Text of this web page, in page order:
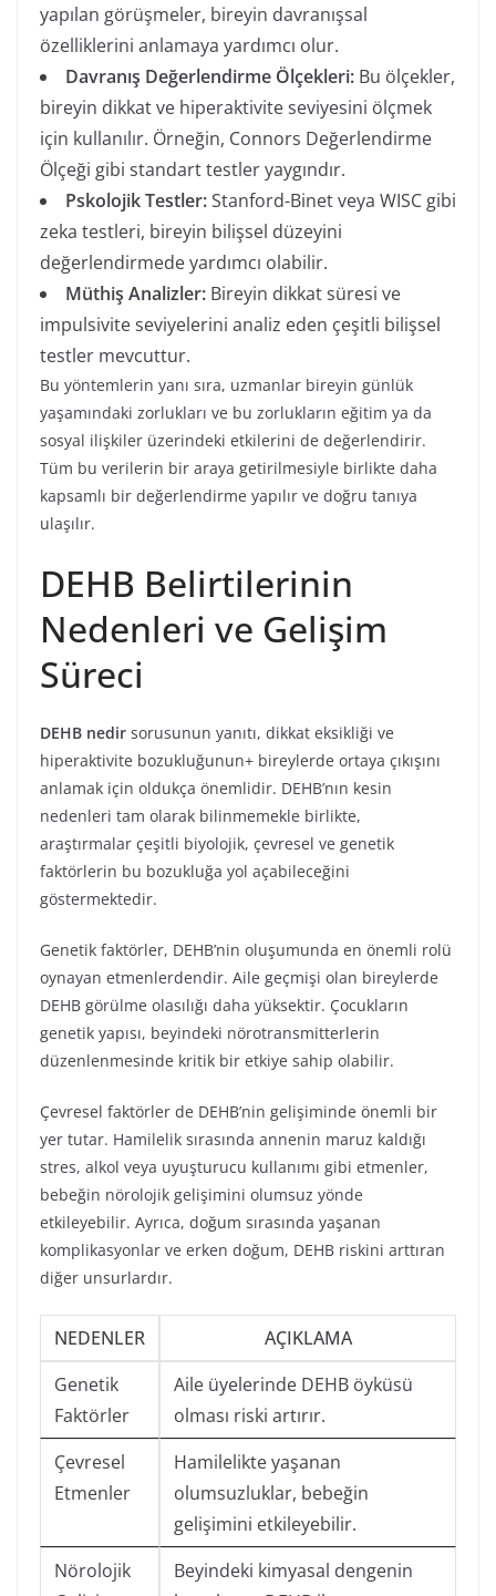
yapılan görüşmeler, bireyin davranışsal
özelliklerini anlamaya yardımcı olur.
Davranış Değerlendirme Ölçekleri: Bu ölçekler,
bireyin dikkat ve hiperaktivite seviyesini ölçmek
için kullanılır. Örneğin, Connors Değerlendirme
Ölçeği gibi standart testler yaygındır.
Pskolojik Testler:Stanford-Binet veya WISC gibi
zeka testleri, bireyin bilişsel düzeyini
değerlendirmede yardımcı olabilir.
Müthiş Analizler: Bireyin dikkat süresi ve
impulsivite seviyelerini analiz eden çeşitli bilişsel
testler mevcuttur.
Bu yöntemlerin yanı sıra, uzmanlar bireyin günlük
yaşamındaki zorlukları ve bu zorlukların eğitim ya da
sosyal ilişkiler üzerindeki etkilerini de değerlendirir.
Tüm bu verilerin bir araya getirilmesiyle birlikte daha
kapsamlı bir değerlendirme yapılır ve doğru tanıya
ulaşılır.
DEHB Belirtilerinin
Nedenleri ve Gelişim
Süreci
DEHB nedir sorusunun yanıtı, dikkat eksikliği ve
hiperaktivite bozukluğunun+ bireylerde ortaya çıkışını
anlamak için oldukça önemlidir. DEHB’nın kesin
nedenleri tam olarak bilinmemekle birlikte,
araştırmalar çeşitli biyolojik, çevresel ve genetik
faktörlerin bu bozukluğa yol açabileceğini
göstermektedir.
Genetik faktörler, DEHB’nin oluşumunda en önemli rolü
oynayan etmenlerdendir. Aile geçmişi olan bireylerde
DEHB görülme olasılığı daha yüksektir. Çocukların
genetik yapısı, beyindeki nörotransmitterlerin
düzenlenmesinde kritik bir etkiye sahip olabilir.
Çevresel faktörler de DEHB’nin gelişiminde önemli bir
yer tutar. Hamilelik sırasında annenin maruz kaldığı
stres, alkol veya uyuşturucu kullanımı gibi etmenler,
bebeğin nörolojik gelişimini olumsuz yönde
etkileyebilir. Ayrıca, doğum sırasında yaşanan
komplikasyonlar ve erken doğum, DEHB riskini arttıran
diğer unsurlardır.
NEDENLER
AÇIKLAMA
Genetik
Faktörler
Aile üyelerinde DEHB öyküsü
olması riski artırır.
Çevresel
Etmenler
Hamilelikte yaşanan
olumsuzluklar, bebeğin
gelişimini etkileyebilir.
Nörolojik
Beyindeki kimyasal dengenin